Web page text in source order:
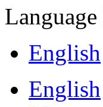
Language
English
English